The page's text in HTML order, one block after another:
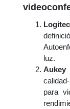
luz.
Aukey
para